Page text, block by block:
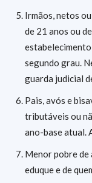
Irmãos, netos
de 21 anos ou
segundo grau.
guarda judicial
Pais, avós e
tributáveis ou
ano-base atual.
Menor pobre de
eduque e de